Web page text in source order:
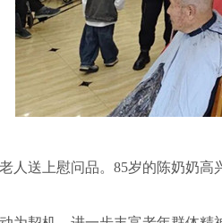
送上慰问品。85岁的陈奶奶高